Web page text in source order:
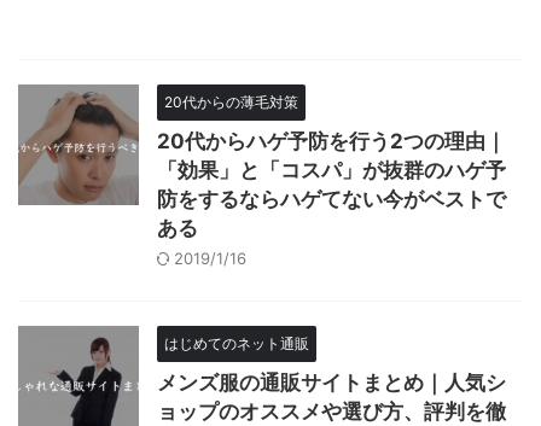
20代からの薄毛対策
20代からハゲ予防を行う2つの理由｜
「効果」と「コスパ」が抜群のハゲ予
防をするならハゲてない今がベストで
ある
2019/1/16
はじめてのネット通販
メンズ服の通販サイトまとめ｜人気シ
ョップのオススメや選び方、評判を徹